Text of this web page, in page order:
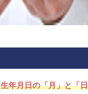
生年月日の「月」と「